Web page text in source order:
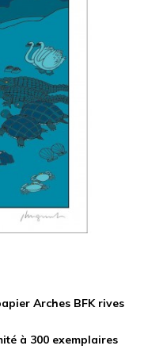
Arches BFK rives
à 300 exemplaires